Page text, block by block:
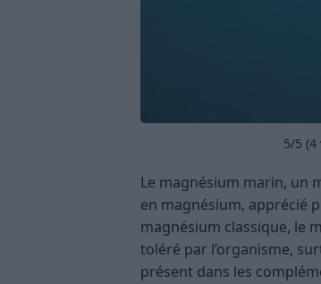
5/5 (4
Le magnésium marin, un
en magnésium, apprécié
magnésium classique, le
toléré par l’organisme,
présent dans les